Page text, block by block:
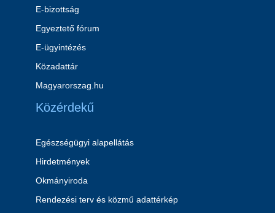
E-bizottság
Egyeztető fórum
E-ügyintézés
Közadattár
Magyarorszag.hu
Közérdekű
Egészségügyi alapellátás
Hirdetmények
Okmányiroda
Rendezési terv és közmű adattérkép